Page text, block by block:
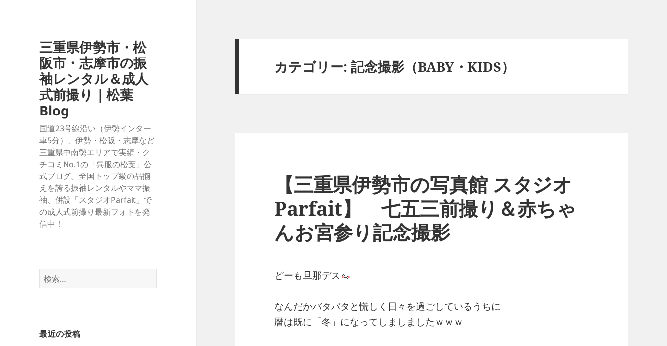
三重県伊勢市・松
阪市・志摩市の振
袖レンタル＆成人
式前撮り｜松葉
Blog
国道23号線沿い（伊勢インター
車5分）、伊勢・松阪・志摩など
三重県中南勢エリアで実績・ク
チコミNo.1の「呉服の松葉」公
式ブログ。全国トップ級の品揃
えを誇る振袖レンタルやママ振
袖、併設「スタジオParfait」で
の成人式前撮り最新フォトを発
信中！
検
索:
最近の投稿
カテゴリー:記念撮影（BABY・KIDS）
【三重県伊勢市の写真館 スタジオ
Parfait】 七五三前撮り＆赤ちゃ
んお宮参り記念撮影
どーも旦那デス
なんだかバタバタと慌しく日々を過ごしているうちに
暦は既に「冬」になってしましましたｗｗｗ